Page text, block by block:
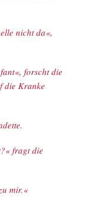
nicht da«,
forscht die
die Kranke
fragt die
mir.«